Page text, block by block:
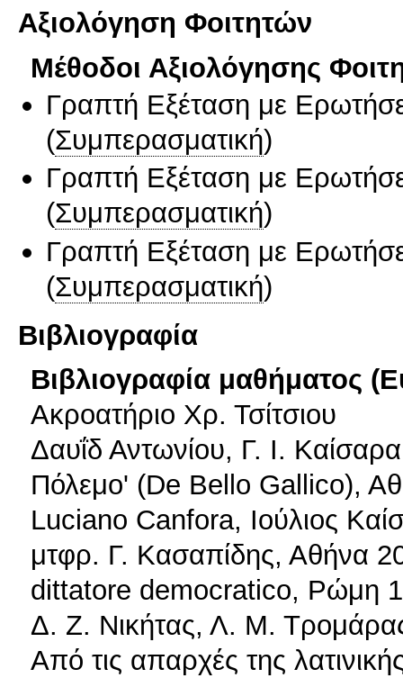
Αξιολόγηση Φοιτητών
Μέθοδοι Αξιολόγησης
Γραπτή Εξέταση με
(Συμπερασματική)
Γραπτή Εξέταση με
(Συμπερασματική)
Γραπτή Εξέταση με
(Συμπερασματική)
Βιβλιογραφία
Βιβλιογραφία μαθήματος
Ακροατήριο Χρ. Τσίτσιου
Δαυΐδ Αντωνίου, Γ. Ι.
Πόλεμο' (De Bello Gallico),
Luciano Canfora, Ιούλιος
μτφρ. Γ. Κασαπίδης, Αθήνα
dittatore democratico, Ρώμη
Δ. Ζ. Νικήτας, Λ. Μ.
Από τις απαρχές της